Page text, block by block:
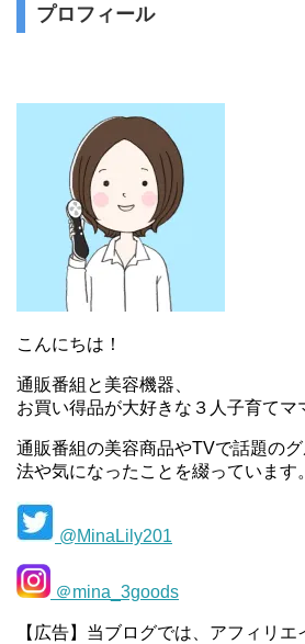
プロフィール
こんにちは！
通販番組と美容機器、
お買い得品が大好きな３人子育てマ
通販番組の美容商品やTVで話題の
法や気になったことを綴っています。
@MinaLily201
＠mina_3goods
【広告】当ブログでは、アフィリ